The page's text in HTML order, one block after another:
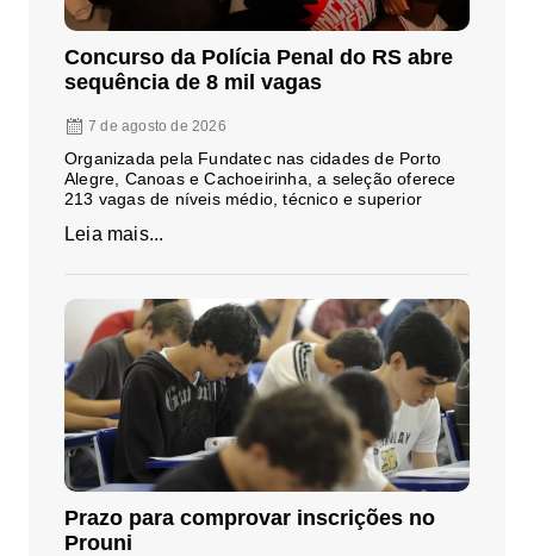
Concurso da Polícia Penal do RS abre
sequência de 8 mil vagas
7 de agosto de 2026
Organizada pela Fundatec nas cidades de Porto
Alegre, Canoas e Cachoeirinha, a seleção oferece
213 vagas de níveis médio, técnico e superior
Leia mais...
Prazo para comprovar inscrições no
Prouni